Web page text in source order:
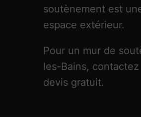
soutènement est
espace extérieur.
Pour un mur de
les-Bains,
devis gratuit.